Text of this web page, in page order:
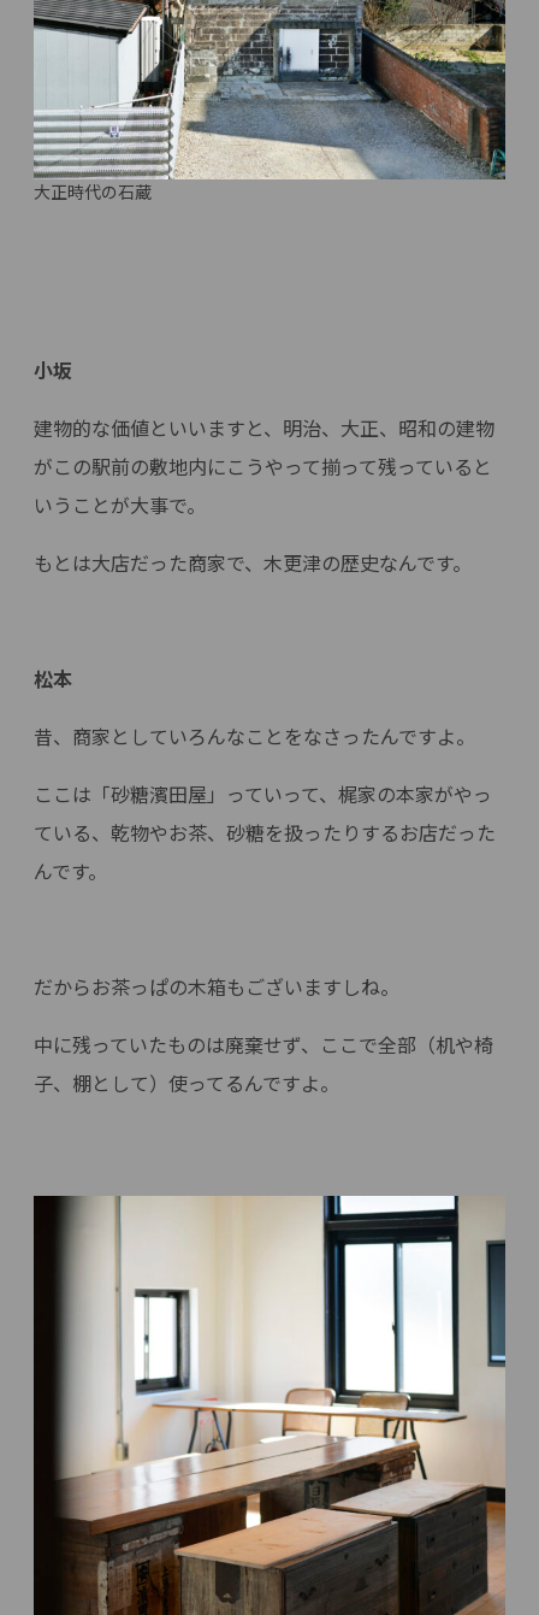
大正時代の石蔵
小坂
建物的な価値といいますと、明治、大正、昭和の建物
がこの駅前の敷地内にこうやって揃って残っていると
いうことが大事で。
もとは大店だった商家で、木更津の歴史なんです。
松本
昔、商家としていろんなことをなさったんですよ。
ここは「砂糖濱田屋」っていって、梶家の本家がやっ
ている、乾物やお茶、砂糖を扱ったりするお店だった
んです。
だからお茶っぱの木箱もございますしね。
中に残っていたものは廃棄せず、ここで全部（机や椅
子、棚として）使ってるんですよ。